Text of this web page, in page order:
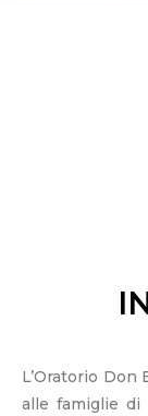
L’Oratorio Don
alle famiglie di